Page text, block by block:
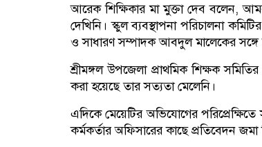
আরেক শিক্ষিকার মা মুক্তা দেব বলেন,
দেখিনি। স্কুল ব্যবস্থাপনা পরিচালনা
ও সাধারণ সম্পাদক আবদুল মালেকের
শ্রীমঙ্গল উপজেলা প্রাথমিক শিক্ষক
করা হয়েছে তার সত্যতা মেলেনি।
এদিকে মেয়েটির অভিযোগের
কর্মকর্তার অফিসারের কাছে প্রতিবেদন